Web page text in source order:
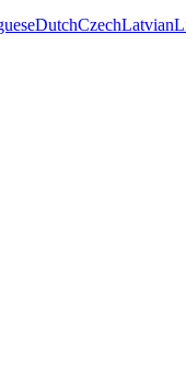
DutchCzechLatvian